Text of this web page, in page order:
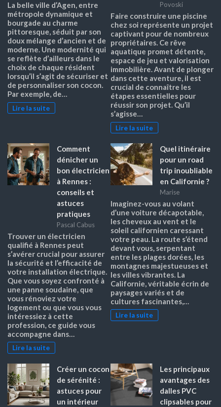
La belle ville d’Agen, entre
métropole dynamique et
bourgade au charme
pittoresque, séduit par son
doux mélange d’ancien et de
moderne. Une modernité qui
se reflète d’ailleurs dans le
choix de chaque résident
lorsqu’il s’agit de sécuriser et
de personnaliser son cocon.
Par exemple, de…
Lire la suite
Povoski
Faire construire une piscine
chez soi représente un projet
captivant pour de nombreux
propriétaires. Ce rêve
aquatique promet détente,
espace de jeu et valorisation
immobilière. Avant de plonger
dans cette aventure, il est
crucial de connaître les
étapes essentielles pour
réussir son projet. Qu’il
s’agisse…
Lire la suite
Comment
dénicher un
bon électricien
à Rennes :
conseils et
astuces
pratiques
Pascal Cabus
Trouver un électricien
qualifié à Rennes peut
s’avérer crucial pour assurer
la sécurité et l’efficacité de
votre installation électrique.
Que vous soyez confronté à
une panne soudaine, que
vous rénoviez votre
logement ou que vous vous
intéressiez à cette
profession, ce guide vous
accompagne dans…
Lire la suite
Quel itinéraire
pour un road
trip inoubliable
en Californie ?
Marise
Imaginez-vous au volant
d’une voiture décapotable,
les cheveux au vent et le
soleil californien caressant
votre peau. La route s’étend
devant vous, serpentant
entre les plages dorées, les
montagnes majestueuses et
les villes vibrantes. La
Californie, véritable écrin de
paysages variés et de
cultures fascinantes,…
Lire la suite
Créer un cocon
de sérénité :
astuces pour
un intérieur
Les principaux
avantages des
dalles PVC
clipsables pour